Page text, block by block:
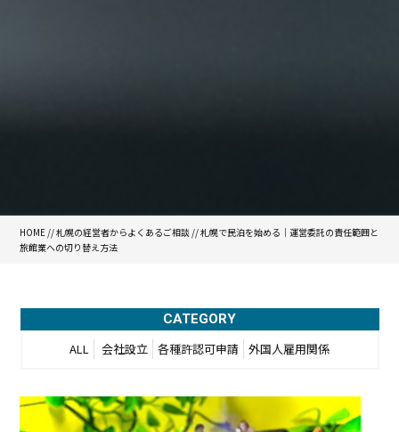
HOME //札幌の経営者からよくあるご相談 //札幌で民泊を始める｜運営委託の責任範囲と
旅館業への切り替え方法
CATEGORY
ALL 会社設立 各種許認可申請 外国人雇用関係